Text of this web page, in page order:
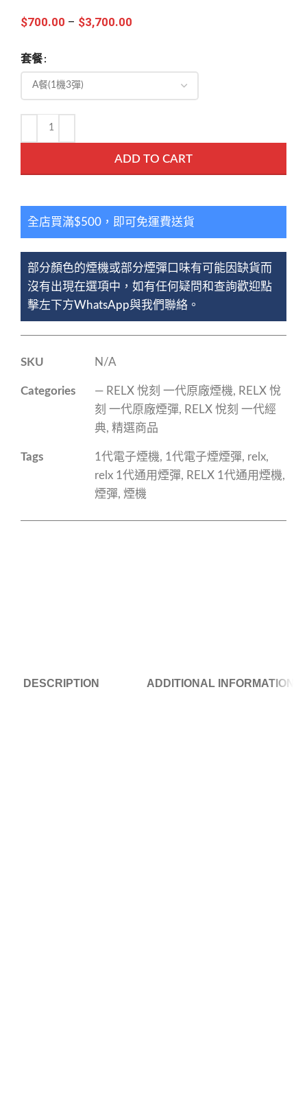
$700.00 – $3,700.00
套餐
ADD TO CART
全店買滿$500，即可免運費送貨
部分顏色的煙機或部分煙彈口味有可能因缺貨而
沒有出現在選項中，如有任何疑問和查詢歡迎點
擊左下方WhatsApp與我們聯絡。
SKU N/A
Categories — RELX 悅刻 一代原廠煙機, RELX 悅
刻 一代原廠煙彈, RELX 悅刻 一代經
典, 精選商品
Tags 1代電子煙機, 1代電子煙煙彈, relx,
relx 1代通用煙彈, RELX 1代通用煙機,
煙彈, 煙機
DESCRIPTION ADDITIONAL INFORMATION